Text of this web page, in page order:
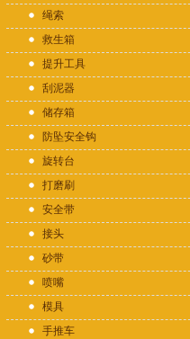
绳索
救生箱
提升工具
刮泥器
储存箱
防坠安全钩
旋转台
打磨刷
安全带
接头
砂带
喷嘴
模具
手推车